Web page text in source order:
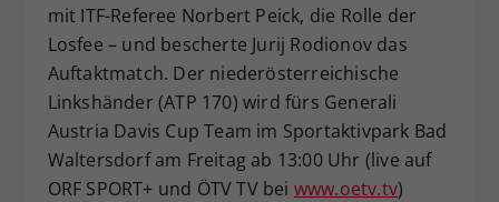
mit ITF-Referee Norbert Peick, die Rolle der
Losfee – und bescherte Jurij Rodionov das
Auftaktmatch. Der niederösterreichische
Linkshänder (ATP 170) wird fürs Generali
Austria Davis Cup Team im Sportaktivpark Bad
Waltersdorf am Freitag ab 13:00 Uhr (live auf
ORF SPORT+ und ÖTV TV bei www.oetv.tv)